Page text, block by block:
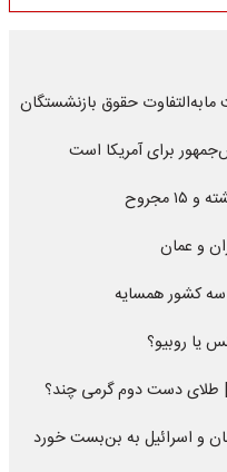
حقوق بازنشستگان
برای آمریکا است
و عمان
سه کشور همسایه
و اسرائیل به بن‌بست خورد